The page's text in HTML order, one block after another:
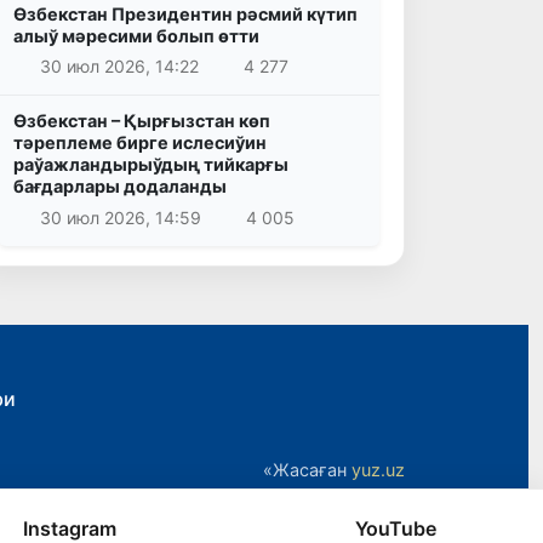
Өзбекстан Президентин рәсмий күтип
алыў мәресими болып өтти
30 июл 2026, 14:22
4 277
Өзбекстан – Қырғызстан көп
тәреплеме бирге ислесиўин
раўажландырыўдың тийкарғы
бағдарлары додаланды
30 июл 2026, 14:59
4 005
«Жасаған yuz.uz
Instagram YouTube